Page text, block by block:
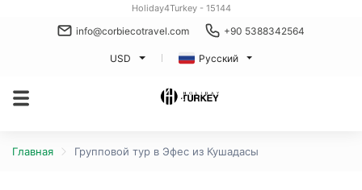
Holiday4Turkey - 15144
info@corbiecotravel.com +90 5388342564
USD Русский
Главная Групповой тур в Эфес из Кушадасы